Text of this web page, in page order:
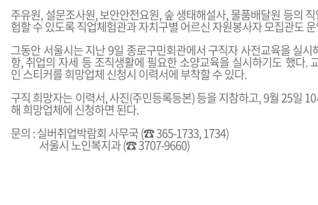
주유원, 설문조사원, 보안안전요원, 숲 생태해설사, 물품배달원 등의
험할 수 있도록 직업체험관과 자치구별 어르신 자원봉사자 모집관도
그동안 서울시는 지난 9일 종로구민회관에서 구직자 사전교육을 실
항, 취업의 자세 등 조직생활에 필요한 소양교육을 실시하기도 했다.
인 스티커를 희망업체 신청시 이력서에 부착할 수 있다.
구직 희망자는 이력서, 사진(주민등록등본) 등을 지참하고, 9월 25일
해 희망업체에 신청하면 된다.
문의 : 실버취업박람회 사무국 (☎ 365-1733, 1734)
서울시 노인복지과 (☎ 3707-9660)